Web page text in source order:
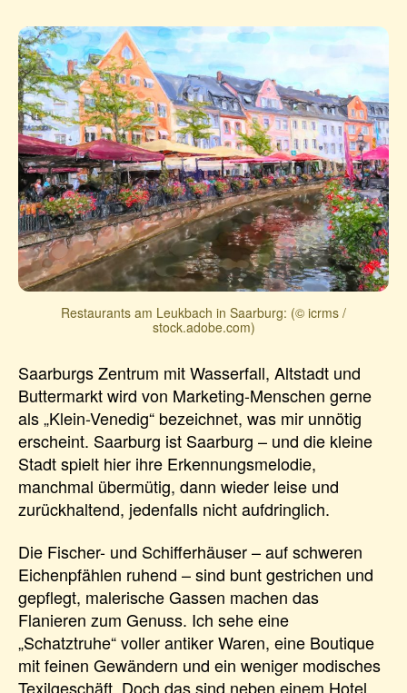
Restaurants am Leukbach in Saarburg: (© icrms /
stock.adobe.com)
Saarburgs Zentrum mit Wasserfall, Altstadt und
Buttermarkt wird von Marketing-Menschen gerne
als „Klein-Venedig“ bezeichnet, was mir unnötig
erscheint. Saarburg ist Saarburg – und die kleine
Stadt spielt hier ihre Erkennungsmelodie,
manchmal übermütig, dann wieder leise und
zurückhaltend, jedenfalls nicht aufdringlich.
Die Fischer- und Schifferhäuser – auf schweren
Eichenpfählen ruhend – sind bunt gestrichen und
gepflegt, malerische Gassen machen das
Flanieren zum Genuss. Ich sehe eine
„Schatztruhe“ voller antiker Waren, eine Boutique
mit feinen Gewändern und ein weniger modisches
Texilgeschäft. Doch das sind neben einem Hotel